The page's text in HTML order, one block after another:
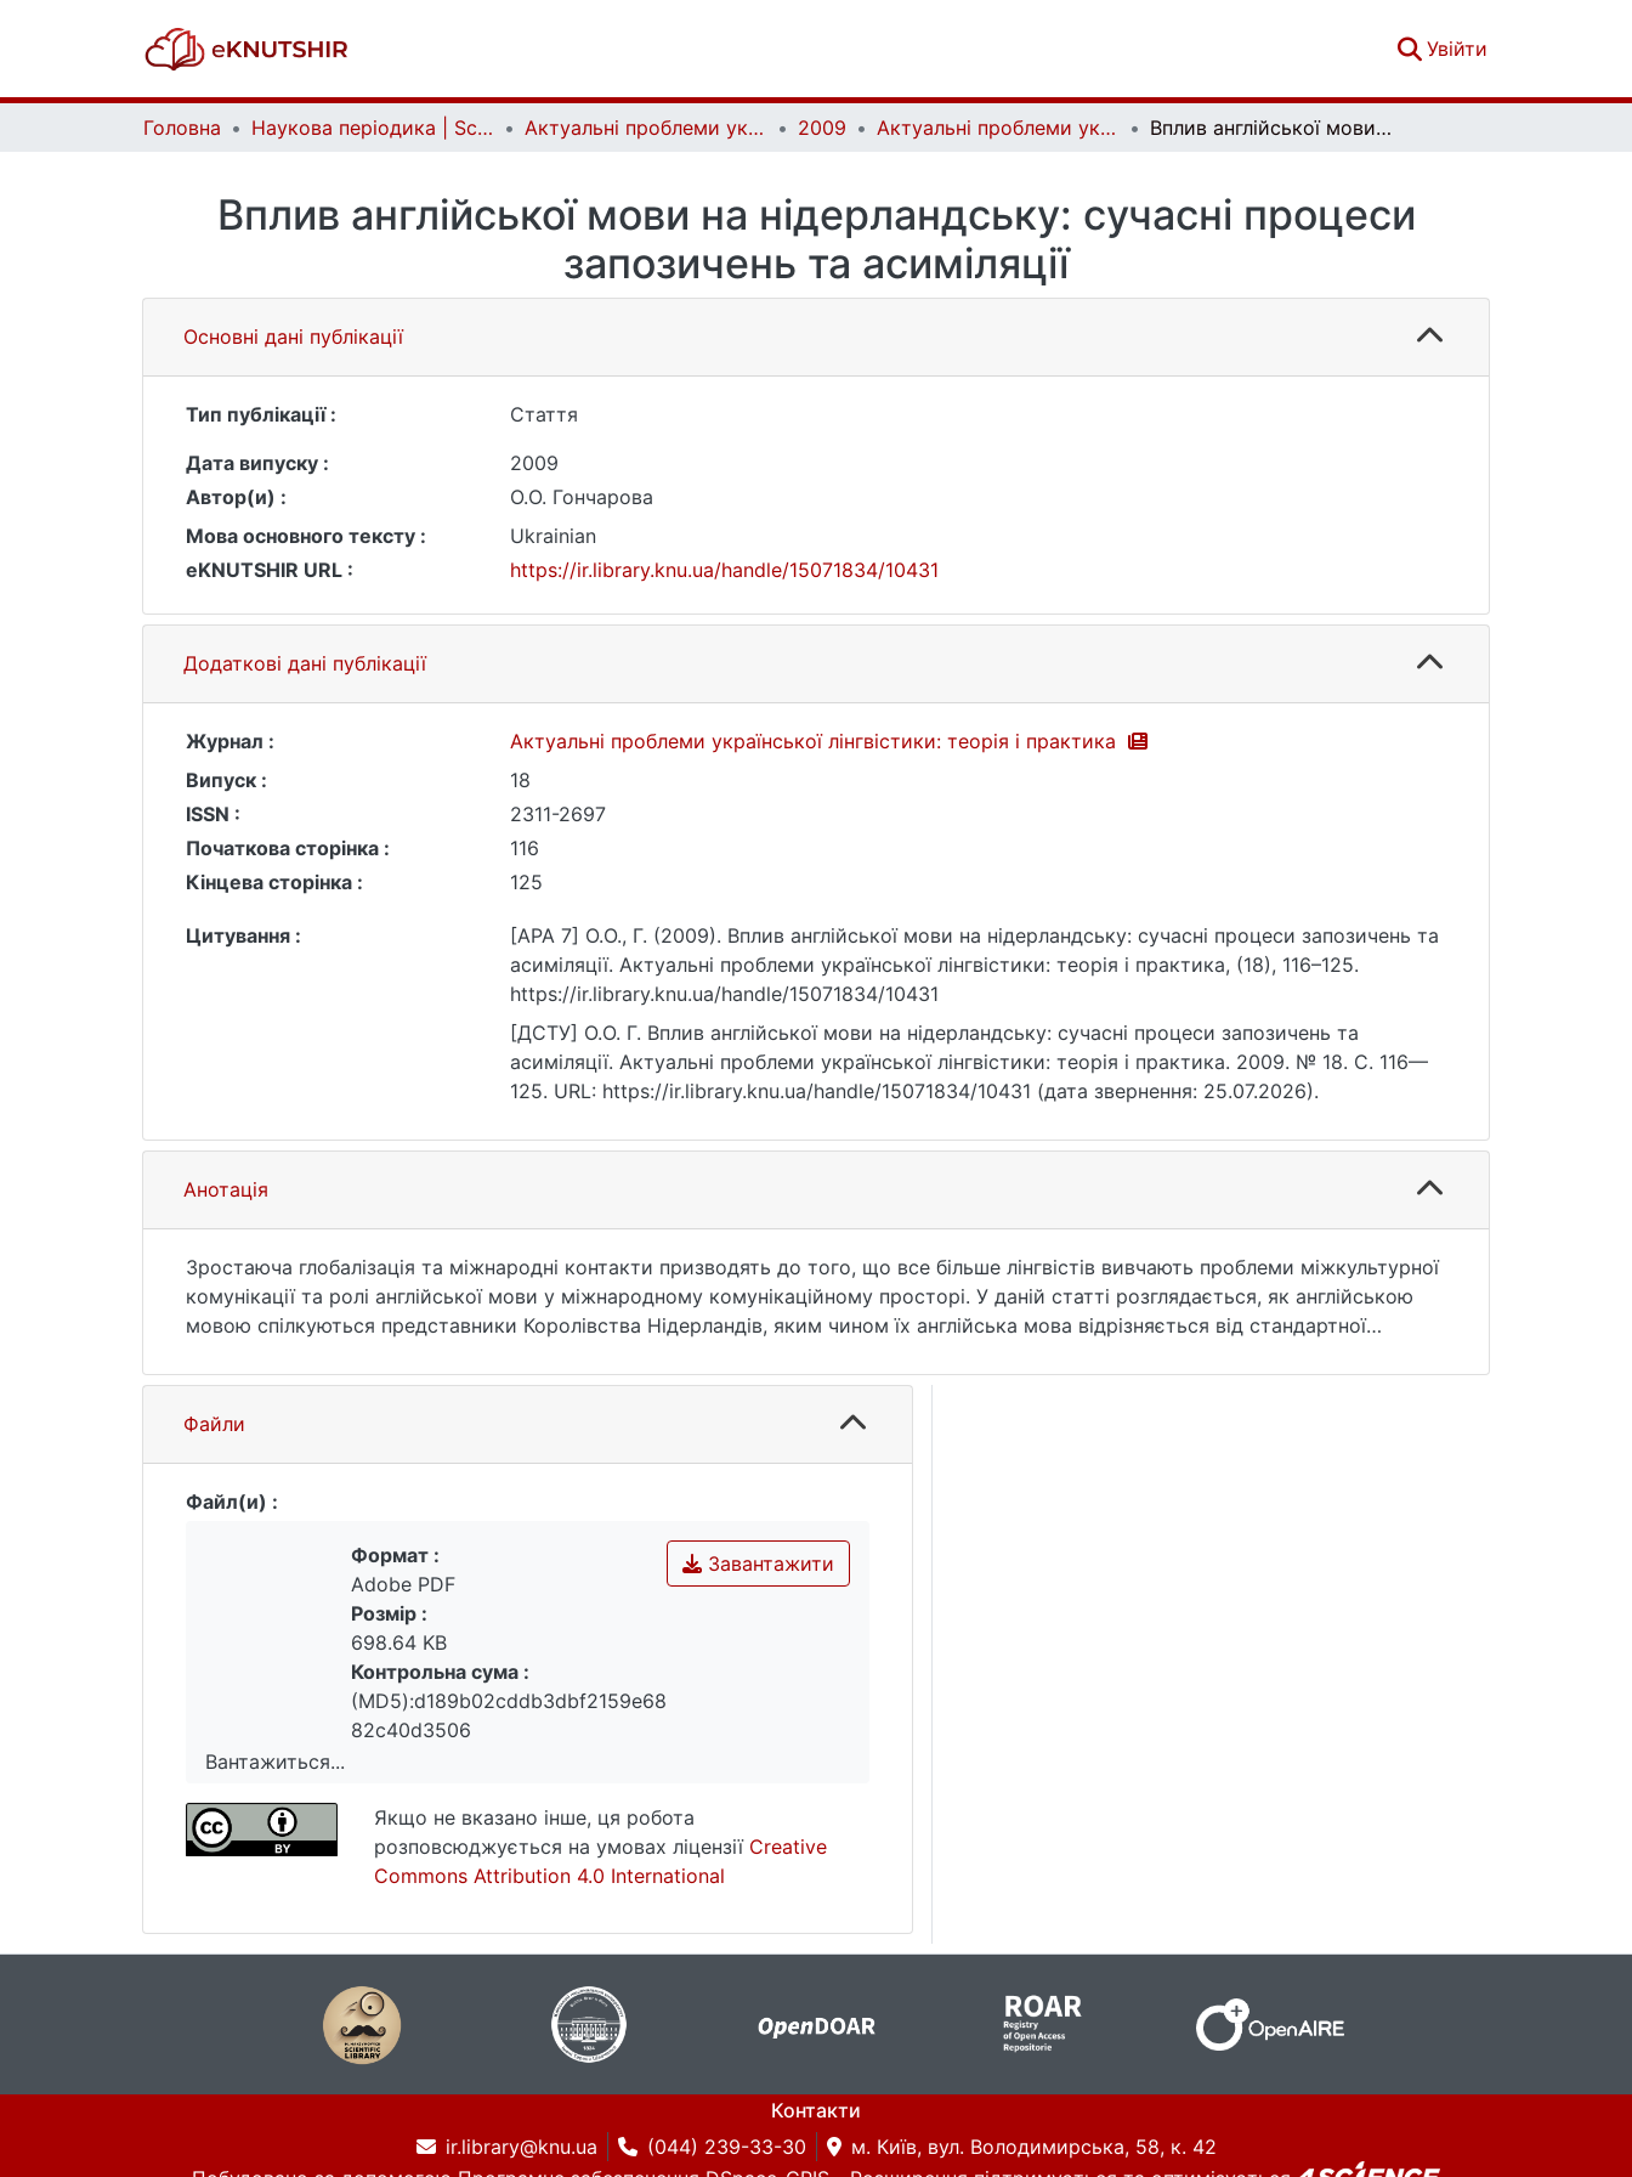
Увійти
Головна Наукова періодика | Scientific periodicals Актуальні проблеми української лінгвістики: теорія і практика | Current issues of Ukrainian linguistics: theory and practice 2009 Актуальні проблеми української лінгвістики: теорія і практика. Вип. 18 Вплив англійської мови на нідерландську: сучасні процеси запозичень та асиміляції
Вплив англійської мови на нідерландську: сучасні процеси
запозичень та асиміляції
Основні дані публікації
Тип публікації :
Стаття
Дата випуску :
2009
Автор(и) :
О.О. Гончарова
Мова основного тексту :
Ukrainian
eKNUTSHIR URL :
https://ir.library.knu.ua/handle/15071834/10431
Додаткові дані публікації
Журнал :
Актуальні проблеми української лінгвістики: теорія і практика
Випуск :
18
ISSN :
2311-2697
Початкова сторінка :
116
Кінцева сторінка :
125
Цитування :
[APA 7] О.О., Г. (2009). Вплив англійської мови на нідерландську: сучасні процеси запозичень та
асиміляції. Актуальні проблеми української лінгвістики: теорія і практика, (18), 116–125.
https://ir.library.knu.ua/handle/15071834/10431
[ДСТУ] О.О. Г. Вплив англійської мови на нідерландську: сучасні процеси запозичень та
асиміляції. Актуальні проблеми української лінгвістики: теорія і практика. 2009. № 18. С. 116—
125. URL: https://ir.library.knu.ua/handle/15071834/10431 (дата звернення: 25.07.2026).
Анотація
Зростаюча глобалізація та міжнародні контакти призводять до того, що все більше лінгвістів вивчають проблеми міжкультурної
комунікації та ролі англійської мови у міжнародному комунікаційному просторі. У даній статті розглядається, як англійською
мовою спілкуються представники Королівства Нідерландів, яким чином їх англійська мова відрізняється від стандартної
спілкування англійською мовою.
Файли
Файл(и) :
Вантажиться...
Вантажиться...
Завантажити
Формат :
Adobe PDF
Розмір :
698.64 KB
Контрольна сума :
(MD5):d189b02cddb3dbf2159e68
82c40d3506
Якщо не вказано інше, ця робота
розповсюджується на умовах ліцензії Creative
Commons Attribution 4.0 International
Контакти
ir.library@knu.ua
(044) 239-33-30
м. Київ, вул. Володимирська, 58, к. 42